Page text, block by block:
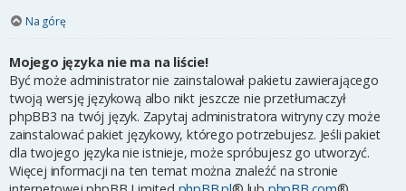
Na górę
Mojego języka nie ma na liście!
Być może administrator nie zainstalował pakietu zawierającego
twoją wersję językową albo nikt jeszcze nie przetłumaczył
phpBB3 na twój język. Zapytaj administratora witryny czy może
zainstalować pakiet językowy, którego potrzebujesz. Jeśli pakiet
dla twojego języka nie istnieje, może spróbujesz go utworzyć.
Więcej informacji na ten temat można znaleźć na stronie